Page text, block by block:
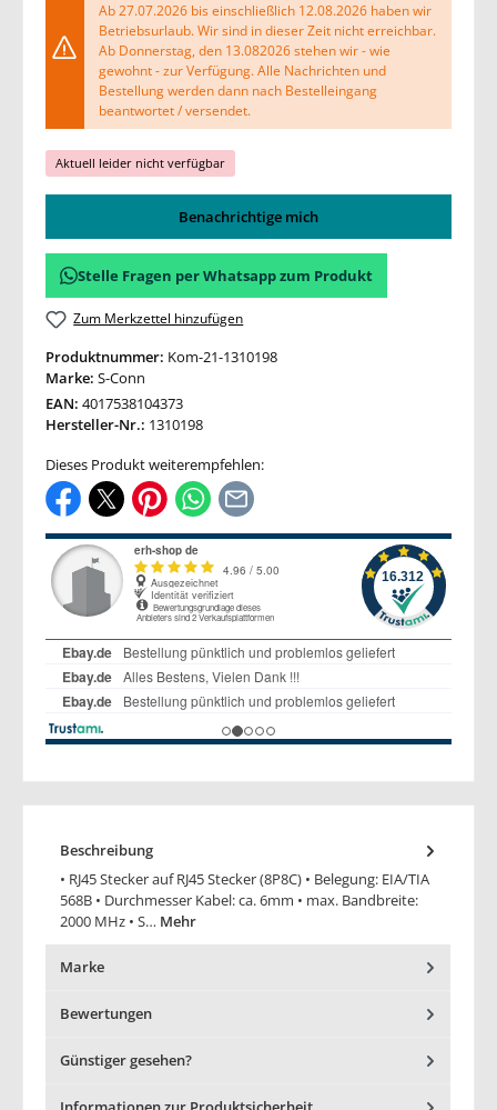
Ab 27.07.2026 bis einschließlich 12.08.2026 haben wir
Betriebsurlaub. Wir sind in dieser Zeit nicht erreichbar.
Ab Donnerstag, den 13.082026 stehen wir - wie
gewohnt - zur Verfügung. Alle Nachrichten und
Bestellung werden dann nach Bestelleingang
beantwortet / versendet.
Aktuell leider nicht verfügbar
Benachrichtige mich
Stelle Fragen per Whatsapp zum Produkt
Zum Merkzettel hinzufügen
Produktnummer: Kom-21-1310198
Marke: S-Conn
EAN: 4017538104373
Hersteller-Nr.: 1310198
Dieses Produkt weiterempfehlen:
Beschreibung
• RJ45 Stecker auf RJ45 Stecker (8P8C) • Belegung: EIA/TIA
568B • Durchmesser Kabel: ca. 6mm • max. Bandbreite:
2000 MHz • S… Mehr
Marke
Bewertungen
Günstiger gesehen?